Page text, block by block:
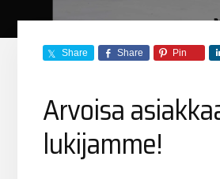
Share Share Pin
Arvoisa
lukijamme!